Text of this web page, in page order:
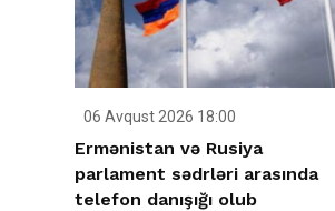
06 Avqust 2026 18:00
Ermənistan və Rusiya
parlament sədrləri arasında
telefon danışığı olub